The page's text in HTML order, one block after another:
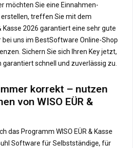
möchten Sie eine Einnahmen-
treffen Sie mit dem
Kasse 2026 garantiert eine sehr gute
bei uns im BestSoftware Online-Shop
Sichern Sie sich Ihren Key jetzt,
garantiert schnell und zuverlässig zu.
korrekt – nutzen
von WISO EÜR &
das Programm WISO EÜR & Kasse
Software für Selbstständige, für